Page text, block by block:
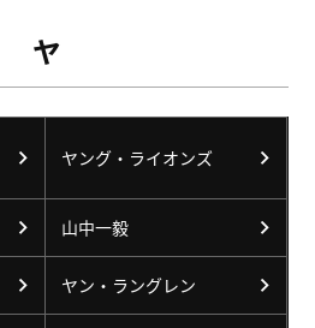
ヤ
ヤング・ライオンズ
山中一毅
ヤン・ラングレン